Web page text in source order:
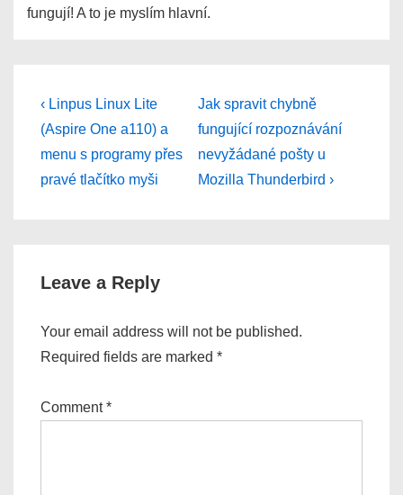
fungují! A to je myslím hlavní.
Post
navigation
Previous
Post
is
‹ Linpus Linux Lite
(Aspire One a110) a
menu s programy přes
pravé tlačítko myši
Next
Post
is
Jak spravit chybně
fungující rozpoznávání
nevyžádané pošty u
Mozilla Thunderbird ›
Leave a Reply
Your email address will not be published.
Required fields are marked *
Comment*